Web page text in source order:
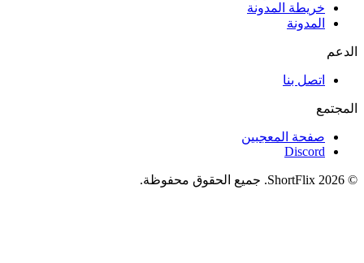
خريطة المدونة
المدونة
الدعم
اتصل بنا
المجتمع
صفحة المعجبين
Discord
© 2026 ShortFlix. جميع الحقوق محفوظة.